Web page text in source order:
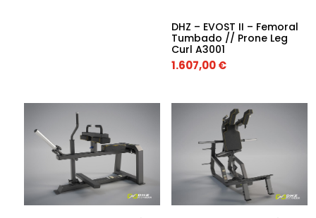
DHZ – EVOST II – Femoral
Tumbado // Prone Leg
Curl A3001
1.607,00€